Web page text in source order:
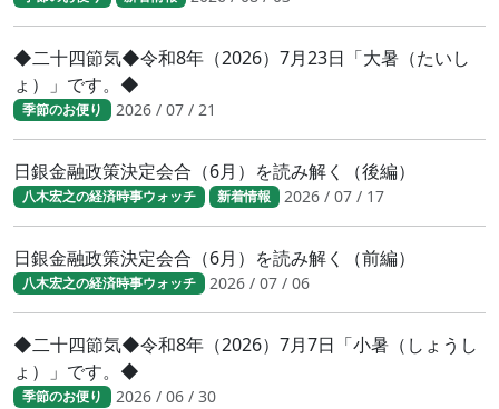
◆二十四節気◆令和8年（2026）7月23日「大暑（たいし
ょ）」です。◆
季節のお便り 2026 / 07 / 21
日銀金融政策決定会合（6月）を読み解く（後編）
八木宏之の経済時事ウォッチ 新着情報 2026 / 07 / 17
日銀金融政策決定会合（6月）を読み解く（前編）
八木宏之の経済時事ウォッチ 2026 / 07 / 06
◆二十四節気◆令和8年（2026）7月7日「小暑（しょうし
ょ）」です。◆
季節のお便り 2026 / 06 / 30